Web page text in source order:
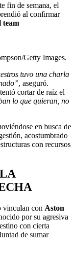
fin de semana, el
al confirmar
team
Getty Images.
tuvo una charla
, aseguró.
cortar de raíz el
lo que quieran, no
en busca de
acostumbrado
con recursos
vinculan con Aston
por su agresiva
con cierta
de sumar